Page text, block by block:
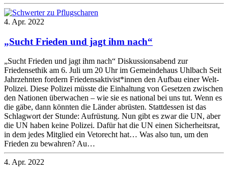
4. Apr. 2022
„Sucht Frieden und jagt ihm nach“
„Sucht Frieden und jagt ihm nach“ Diskussionsabend zur
Friedensethik am 6. Juli um 20 Uhr im Gemeindehaus Uhlbach Seit
Jahrzehnten fordern Friedensaktivist*innen den Aufbau einer Welt-
Polizei. Diese Polizei müsste die Einhaltung von Gesetzen zwischen
den Nationen überwachen – wie sie es national bei uns tut. Wenn es
die gäbe, dann könnten die Länder abrüsten. Stattdessen ist das
Schlagwort der Stunde: Aufrüstung. Nun gibt es zwar die UN, aber
die UN haben keine Polizei. Dafür hat die UN einen Sicherheitsrat,
in dem jedes Mitglied ein Vetorecht hat… Was also tun, um den
Frieden zu bewahren? Au…
4. Apr. 2022